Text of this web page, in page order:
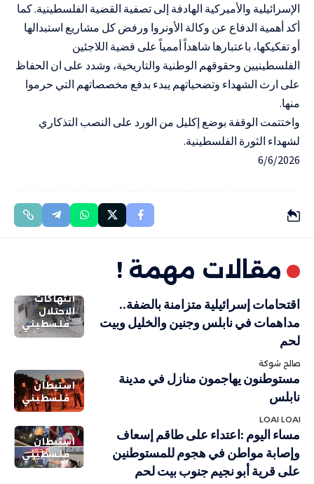
الإسرائيلية والأميركية الهادفة إلى تصفية القضية الفلسطينية. كما
أكد أهمية الدفاع عن وكالة الأونروا ورفض كل مشاريع استبدالها
أو تفكيكها، باعتبارها شاهداً أممياً على قضية اللاجئين
الفلسطينيين وحقوقهم الوطنية والتاريخية، وشدد على ان الحفاظ
على ارث الشهداء وتضحياتهم يبدء بدفع مخصصاتهم التي حرموا
منها.
واختتمت الوقفة بوضع إكليل من الورد على النصب التذكاري
لشهداء الثورة الفلسطينية.
6/6/2026
مقالات مهمة !
انتهاكات
الاحتلال
فلسطيني
اقتحامات إسرائيلية متزامنة بالضفة..
مداهمات في نابلس وجنين والخليل وبيت
لحم
صالح شوكة
استيطان
فلسطيني
مستوطنون يهاجمون منازل في مدينة
نابلس
LOAI LOAI
استيطان
فلسطيني
مساء اليوم :اعتداء على طاقم إسعاف
وإصابة مواطن في هجوم للمستوطنين
على قرية أبو نجيم جنوب بيت لحم